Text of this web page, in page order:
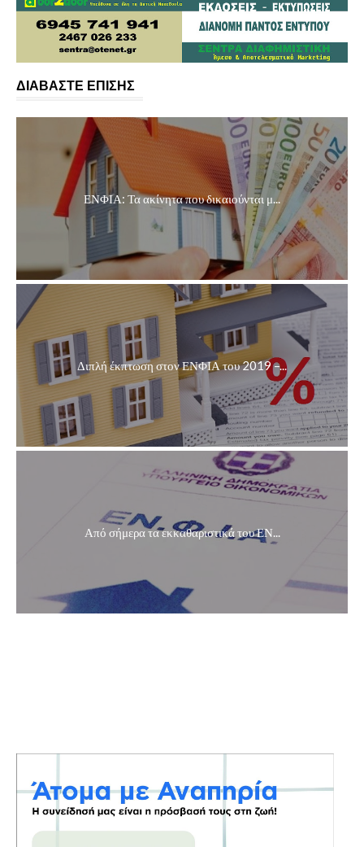
ΔΙΑΒΑΣΤΕ ΕΠΙΣΗΣ
ΕΝΦΙΑ: Τα ακίνητα που δικαιούνται μ...
Διπλή έκπτωση στον ΕΝΦΙΑ του 2019 –...
Από σήμερα τα εκκαθαριστικά του ΕΝ...